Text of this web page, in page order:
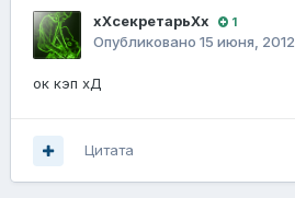
хХсекретарьХх 1
Опубликовано 15 июня, 2012
ок кэп хД
Цитата